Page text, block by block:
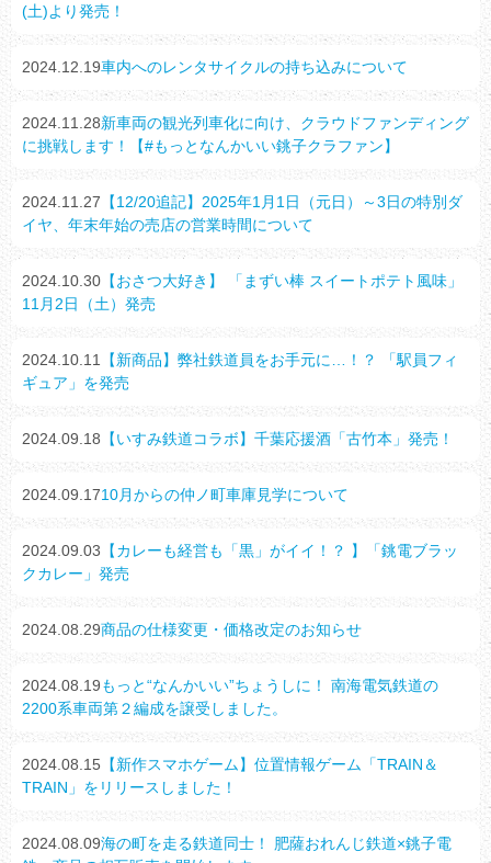
(土)より発売！
2024.12.19車内へのレンタサイクルの持ち込みについて
2024.11.28新車両の観光列車化に向け、クラウドファンディング
に挑戦します！【#もっとなんかいい銚子クラファン】
2024.11.27 【12/20追記】2025年1月1日（元日）～3日の特別ダ
イヤ、年末年始の売店の営業時間について
2024.10.30 【おさつ大好き】 「まずい棒 スイートポテト風味」
11月2日（土）発売
2024.10.11 【新商品】弊社鉄道員をお手元に…！？ 「駅員フィ
ギュア」を発売
2024.09.18 【いすみ鉄道コラボ】千葉応援酒「古竹本」発売！
2024.09.1710月からの仲ノ町車庫見学について
2024.09.03 【カレーも経営も「黒」がイイ！？ 】「銚電ブラッ
クカレー」発売
2024.08.29商品の仕様変更・価格改定のお知らせ
2024.08.19もっと“なんかいい”ちょうしに！ 南海電気鉄道の
2200系車両第２編成を譲受しました。
2024.08.15 【新作スマホゲーム】位置情報ゲーム「TRAIN＆
TRAIN」をリリースしました！
2024.08.09海の町を走る鉄道同士！ 肥薩おれんじ鉄道×銚子電